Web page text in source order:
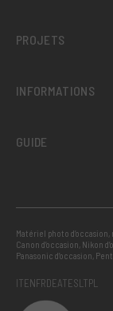
PROJETS
INFORMATIONS
GUIDE
Matériel photo
Canon d’occasion, Nikon
Panasonic d’occasion,
ITENFRDEATESLTPL